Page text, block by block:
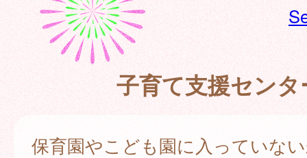
子育て支援センタ
保育園やこども園に入っていな